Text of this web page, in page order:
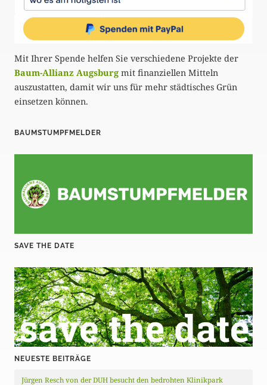
Mit Ihrer Spende helfen Sie verschiedene Projekte der
Baum-Allianz Augsburg mit finanziellen Mitteln
auszustatten, damit wir uns für mehr städtisches Grün
einsetzen können.
BAUMSTUMPFMELDER
SAVE THE DATE
NEUESTE BEITRÄGE
Jürgen Resch von der DUH besucht den bedrohten Klinikpark